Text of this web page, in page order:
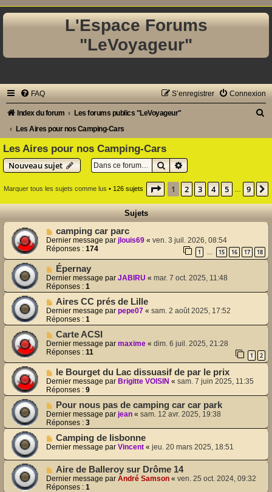
L'Espace Forums
"LeVoyageur"
FAQ Connexion
S’enregistrer
Index du forum
Les forums publics "LeVoyageur"
Les Aires pour nos Camping-Cars
r
h
Les Aires pour nos Camping-Cars
Nouveau sujet
RechercherRecherche avancée
Marquer tous les sujets comme lus • 126 sujets Page 1sur9
1 2 3 4 5 9
Sujets
camping car parc
Dernier message par jlouis69 « ven. 3 juil. 2026, 08:54
Réponses : 174 1 … 15 16 17 18
Épernay
Dernier message par JABIRU « mar. 7 oct. 2025, 11:48
Réponses : 1
Aires CC prés de Lille
Dernier message par pepe07 « sam. 2 août 2025, 17:52
Réponses : 1
Carte ACSI
Dernier message par maxime « dim. 6 juil. 2025, 21:28
Réponses : 11 1 2
le Bourget du Lac dissuasif de par le prix
Dernier message par Brigitte VOISIN « sam. 7 juin 2025, 11:35
Réponses : 9
Pour nous pas de camping car car park
Dernier message par jean « sam. 12 avr. 2025, 19:38
Réponses : 3
Camping de lisbonne
Dernier message par Vincent « jeu. 20 mars 2025, 18:51
Aire de Balleroy sur Drôme 14
Dernier message par André Samson « ven. 25 oct. 2024, 09:32
Réponses : 1